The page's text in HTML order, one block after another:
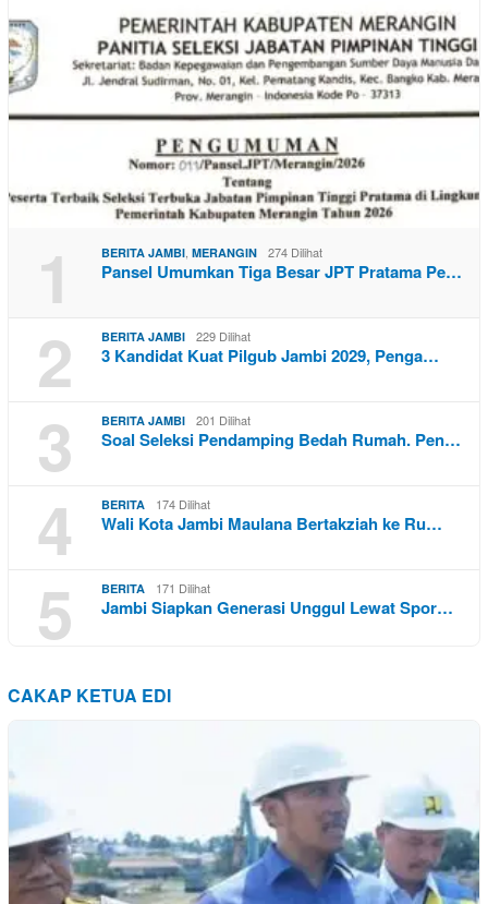
1 BERITA JAMBI, MERANGIN 274 Dilihat
Pansel Umumkan Tiga Besar JPT Pratama Pe…
2 BERITA JAMBI 229 Dilihat
3 Kandidat Kuat Pilgub Jambi 2029, Penga…
3 BERITA JAMBI 201 Dilihat
Soal Seleksi Pendamping Bedah Rumah. Pen…
4 BERITA 174 Dilihat
Wali Kota Jambi Maulana Bertakziah ke Ru…
5 BERITA 171 Dilihat
Jambi Siapkan Generasi Unggul Lewat Spor…
CAKAP KETUA EDI